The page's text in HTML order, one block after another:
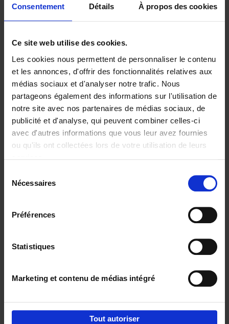
Consentement Détails À propos des cookies
Ce site web utilise des cookies.
Les cookies nous permettent de personnaliser le contenu
et les annonces, d'offrir des fonctionnalités relatives aux
médias sociaux et d'analyser notre trafic. Nous
partageons également des informations sur l'utilisation de
notre site avec nos partenaires de médias sociaux, de
publicité et d'analyse, qui peuvent combiner celles-ci
avec d'autres informations que vous leur avez fournies
ou qu'ils ont collectées lors de votre utilisation de leurs
Nécessaires
Préférences
Statistiques
Marketing et contenu de médias intégré
Tout autoriser
Digital marketing like a PRO -
completely revised edition
Clo Willaerts
Couverture souple
2022 226
€35,50
Content Marketing like a